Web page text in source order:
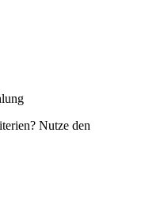
Nutze den